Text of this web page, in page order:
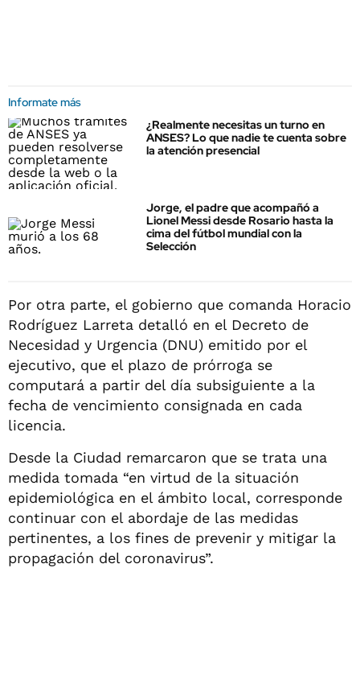
Informate más
¿Realmente necesitas un turno en
ANSES? Lo que nadie te cuenta sobre
la atención presencial
Jorge, el padre que acompañó a
Lionel Messi desde Rosario hasta la
cima del fútbol mundial con la
Selección
Por otra parte, el gobierno que comanda Horacio
Rodríguez Larreta detalló en el Decreto de
Necesidad y Urgencia (DNU) emitido por el
ejecutivo, que el plazo de prórroga se
computará a partir del día subsiguiente a la
fecha de vencimiento consignada en cada
licencia.
Desde la Ciudad remarcaron que se trata una
medida tomada “en virtud de la situación
epidemiológica en el ámbito local, corresponde
continuar con el abordaje de las medidas
pertinentes, a los fines de prevenir y mitigar la
propagación del coronavirus”.